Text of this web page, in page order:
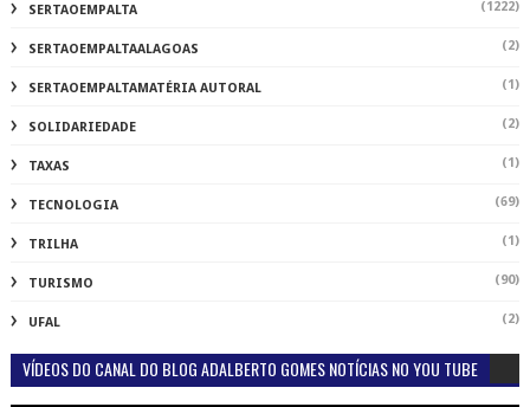
SERTAOEMPALTA (1222)
SERTAOEMPALTAALAGOAS (2)
SERTAOEMPALTAMATÉRIA AUTORAL (1)
SOLIDARIEDADE (2)
TAXAS (1)
TECNOLOGIA (69)
TRILHA (1)
TURISMO (90)
UFAL (2)
VÍDEOS DO CANAL DO BLOG ADALBERTO GOMES NOTÍCIAS NO YOU TUBE